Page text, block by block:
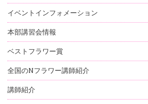
イベントインフォメーション
本部講習会情報
ベストフラワー賞
全国のNフラワー講師紹介
講師紹介